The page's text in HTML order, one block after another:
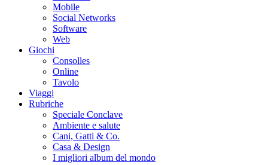
Mobile
Social Networks
Software
Web
Giochi
Consolles
Online
Tavolo
Viaggi
Rubriche
Speciale Conclave
Ambiente e salute
Cani, Gatti & Co.
Casa & Design
I migliori album del mondo